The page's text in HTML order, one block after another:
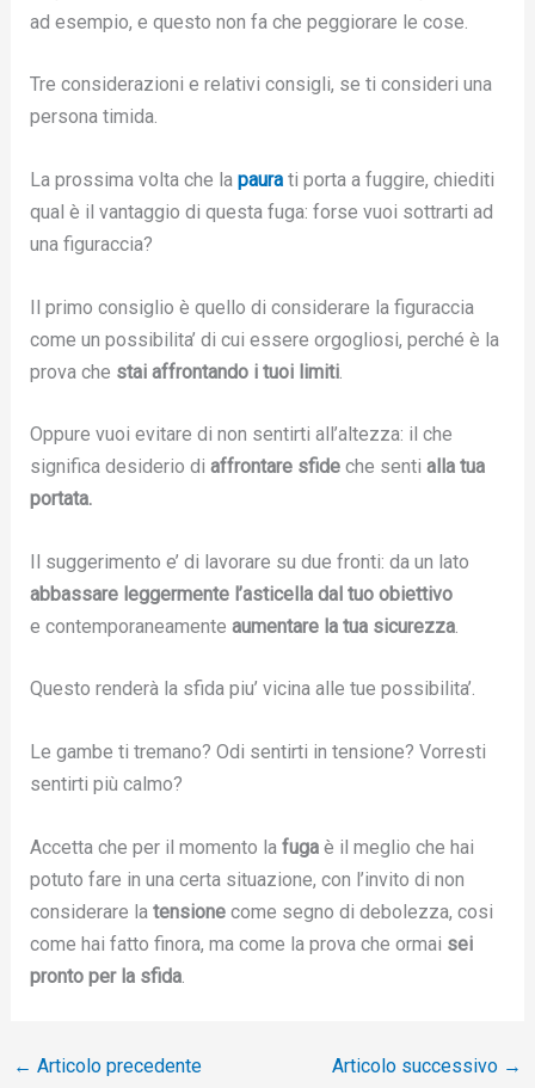
ad esempio, e questo non fa che peggiorare le cose.
Tre considerazioni e relativi consigli, se ti consideri una
persona timida.
La prossima volta che lapaurati porta a fuggire, chiediti
qual è il vantaggio di questa fuga: forse vuoi sottrarti ad
una figuraccia?
Il primo consiglio è quello di considerare la figuraccia
come un possibilita’ di cui essere orgogliosi, perché è la
prova che stai affrontando i tuoi limiti.
Oppure vuoi evitare di non sentirti all’altezza: il che
significa desiderio di affrontare sfideche senti alla tua
portata.
Il suggerimento e’ di lavorare su due fronti: da un lato
abbassare leggermente l’asticella dal tuo obiettivo
e contemporaneamente aumentare la tua sicurezza.
Questo renderà la sfida piu’ vicina alle tue possibilita’.
Le gambe ti tremano? Odi sentirti in tensione? Vorresti
sentirti più calmo?
Accetta che per il momento la fugaè il meglio che hai
potuto fare in una certa situazione, con l’invito di non
considerare la tensionecome segno di debolezza, cosi
come hai fatto finora, ma come la prova che ormai sei
pronto per la sfida.
← Articolo precedente Articolo successivo →